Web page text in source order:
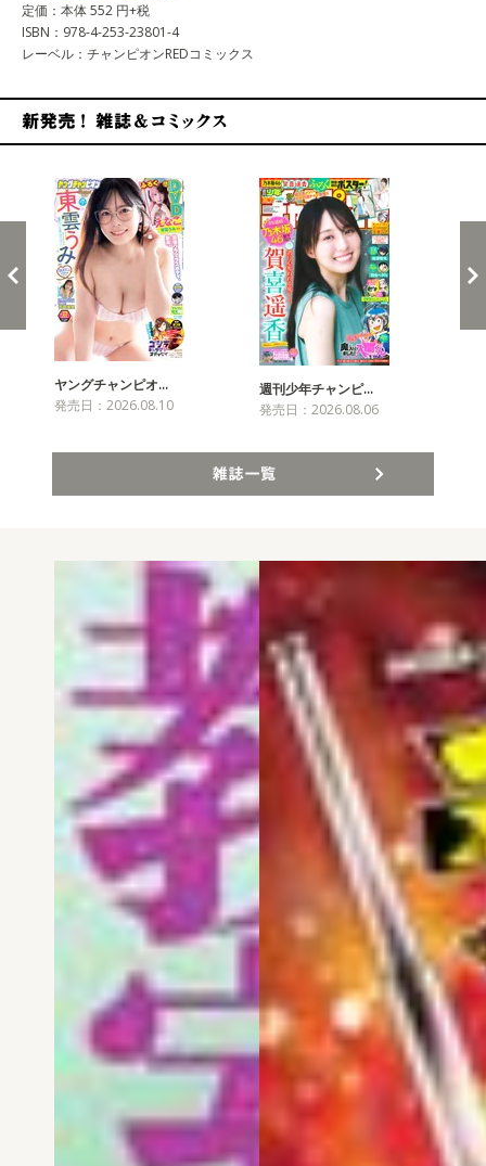
定価：本体 552 円+税
ISBN：978-4-253-23801-4
レーベル：チャンピオンREDコミックス
ヤングチャンピオ…
発売日：2026.08.10
週刊少年チャンピ…
発売日：2026.08.06